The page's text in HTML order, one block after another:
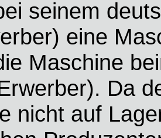
seinem
eine
Maschine
Da
nicht auf